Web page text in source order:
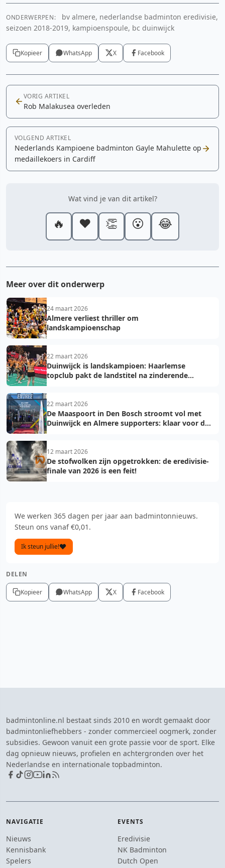
ONDERWERPEN:
bv almere, nederlandse badminton eredivisie,
seizoen 2018-2019, kampioenspoule, bc duinwijck
Kopieer WhatsApp X Facebook
VORIG ARTIKEL
Rob Malakusea overleden
VOLGEND ARTIKEL
Nederlands Kampioene badminton Gayle Mahulette op
medaillekoers in Cardiff
Wat vind je van dit artikel?
🔥 ❤️ 👏 😮 😂
Meer over dit onderwerp
24 maart 2026
Almere verliest thriller om
landskampioenschap
22 maart 2026
Duinwijck is landskampioen: Haarlemse
topclub pakt de landstitel na zinderende
22 maart 2026
De Maaspoort in Den Bosch stroomt vol met
Duinwijck en Almere supporters: klaar voor de
12 maart 2026
De stofwolken zijn opgetrokken: de eredivisie-
finale van 2026 is een feit!
We werken 365 dagen per jaar aan badmintonnieuws.
Steun ons vanaf €0,01.
Ik steun jullie!
DELEN
Kopieer WhatsApp X Facebook
badmintonline.nl bestaat sinds 2010 en wordt gemaakt door
badmintonliefhebbers - zonder commercieel oogmerk, zonder
subsidies. Gewoon vanuit een grote passie voor de sport. Elke
dag opnieuw nieuws, profielen en achtergronden over het
Nederlandse en internationale topbadminton.
NAVIGATIE
Nieuws
Kennisbank
Spelers
EVENTS
Eredivisie
NK Badminton
Dutch Open